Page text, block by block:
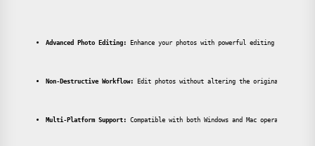
Advanced Photo Editing: Enhance your photos with powerful editing tools
Non-Destructive Workflow: Edit photos without altering the original file,
Multi-Platform Support: Compatible with both Windows and Mac operating